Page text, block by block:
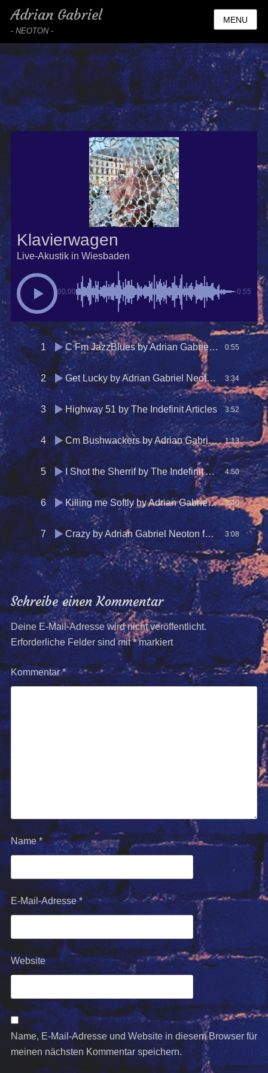
Adrian Gabriel
- NEOTON -
MENU
Klavierwagen
Live-Akustik in Wiesbaden
00:00 -0:55
1 C Fm JazzBluesby Adrian Gabriel Neoton 0:55
2 Get Lucky by Adrian Gabriel Neoton feat. Maria Cammisa 3:34
3 Highway 51 by The Indefinit Articles 3:52
4 Cm Bushwackersby Adrian Gabriel Neoton feat. Maria Cammisa 1:13
5 I Shot the Sherrifby The Indefinit Articles 4:50
6 Killing me Softlyby Adrian Gabriel Neoton feat. Maria Cammisa 3:40
7 Crazy by Adrian Gabriel Neoton feat. Maria Cammisa 3:08
Schreibe einen Kommentar
Deine E-Mail-Adresse wird nicht veröffentlicht.
Erforderliche Felder sind mit*markiert
Kommentar*
Name*
E-Mail-Adresse*
Website
Name, E-Mail-Adresse und Website in diesem Browser für
meinen nächsten Kommentar speichern.